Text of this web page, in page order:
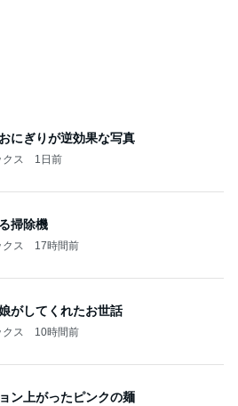
にぎりが逆効果な写真
ス 1日前
掃除機
ス 17時間前
がしてくれたお世話
ス 10時間前
ン上がったピンクの麺